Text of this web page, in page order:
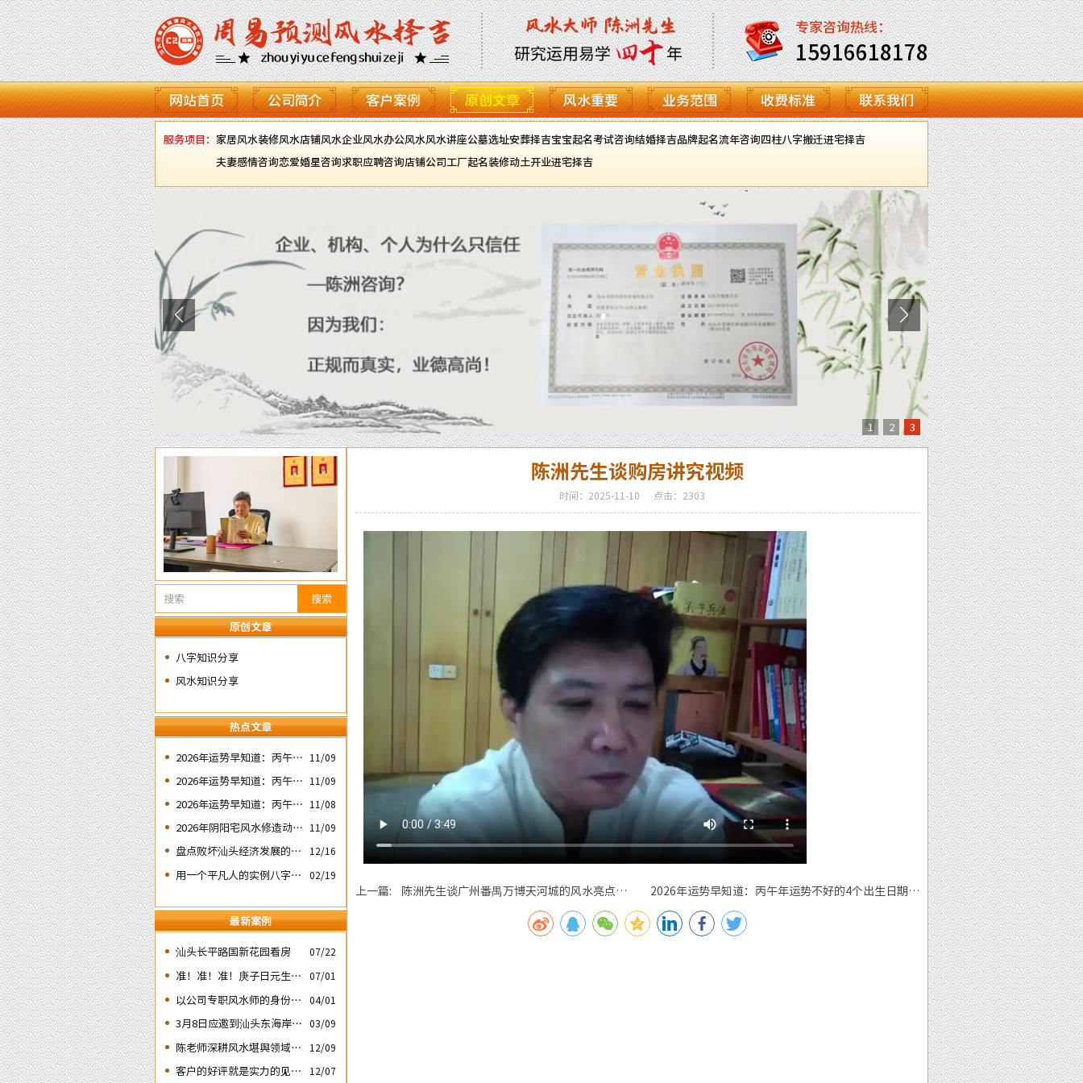
专家咨询热线：
15916618178
网站首页 公司简介 客户案例 原创文章 风水重要 业务范围 收费标准 联系我们
服务项目： 家居风水装修风水店铺风水企业风水办公风水风水讲座公墓选址安葬择吉宝宝起名考试咨询结婚择吉品牌起名流年咨询四柱八字搬迁进宅择吉
夫妻感情咨询恋爱婚星咨询求职应聘咨询店铺公司工厂起名装修动土开业进宅择吉
1 2 3
搜索
原创文章
八字知识分享
风水知识分享
热点文章
2026年运势早知道：丙午年
二‘壬子’ 日
11/09
2026年运势早知道：丙午年
四‘庚子’ 日
11/09
2026年运势早知道：丙午年
运势不好的4个日期出生人
之一‘戊子’ 日
11/08
2026年阴阳宅风水修造动土 11/09
盘点败坏汕头经济发展的四
12/16
用一个平凡人的实例八字论
02/19
最新案例
汕头长平路国新花园看房
07/22
准！准！准！庚子日元生人
丙午流年的运势判断实例：
07/01
以公司专职风水师的身份应
邀出席《星橙网络科技公
司》成立5周年庆典
04/01
3月8日应邀到汕头东海岸新
城为朋友的亲戚堪舆住房风
水
03/09
陈老师深耕风水堪舆领域四
12/09
客户的好评就是实力的见
12/07
陈洲先生谈购房讲究视频
时间：2025-11-10 点击：2303
上一篇: 陈洲先生谈广州番禺万博天河城的风水亮点之
2026年运势早知道：丙午年运势不好的4个出生日期之